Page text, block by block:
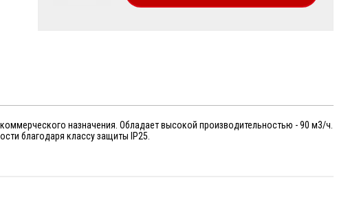
назначения. Обладает высокой производительностью - 90 м3/ч.
благодаря классу защиты IP25.